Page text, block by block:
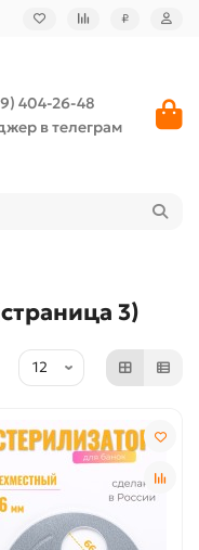
₽
404-26-48
в телеграм
3)